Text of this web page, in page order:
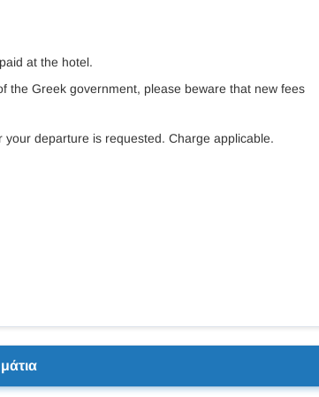
at the hotel.
the Greek government, please beware that new fees
departure is requested. Charge applicable.